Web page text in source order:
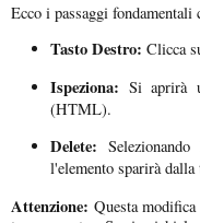
Ecco i passaggi fondamentali
Tasto Destro: Clicca
Ispeziona: Si aprirà
(HTML).
Delete:
l'elemento sparirà
Attenzione: Questa modifica